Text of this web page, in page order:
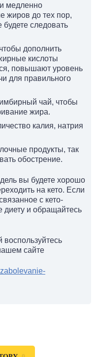
медленно
жиров до тех пор,
следовать
дополнить
кислоты
повышают уровень
для правильного
чай, чтобы
жира.
калия, натрия
продукты, так
обострение.
вы будете хорошо
на кето. Если
с кето-
диету и обращайтесь
сайте